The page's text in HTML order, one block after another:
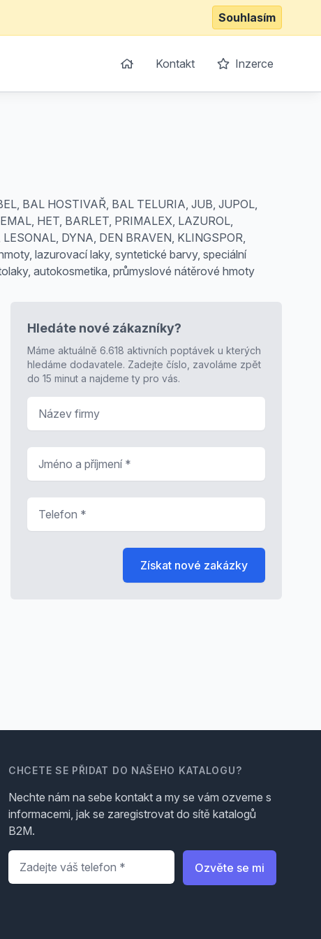
Souhlasím
Kontakt Inzerce
BAL HOSTIVAŘ, BAL TELURIA, JUB, JUPOL,
HET, BARLET, PRIMALEX, LAZUROL,
DYNA, DEN BRAVEN, KLINGSPOR,
lazurovací laky, syntetické barvy, speciální
autokosmetika, průmyslové nátěrové hmoty
Hledáte nové zákazníky?
Máme aktuálně 6.618 aktivních poptávek u kterých
hledáme dodavatele. Zadejte číslo, zavoláme zpět
do 15 minut a najdeme ty pro vás.
Získat nové zakázky
CHCETE SE PŘIDAT DO NAŠEHO KATALOGU?
Nechte nám na sebe kontakt a my se vám ozveme s
informacemi, jak se zaregistrovat do sítě katalogů
B2M.
Telefon
Ozvěte se mi